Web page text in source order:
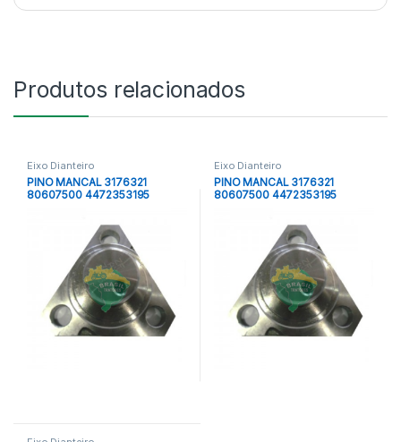
Produtos relacionados
Eixo Dianteiro
PINO MANCAL 3176321
80607500 4472353195
KPTR180 KINGPARTS 3176321
Eixo Dianteiro
PINO MANCAL 3176321
80607500 4472353195
KPTR180 3176321 ZF